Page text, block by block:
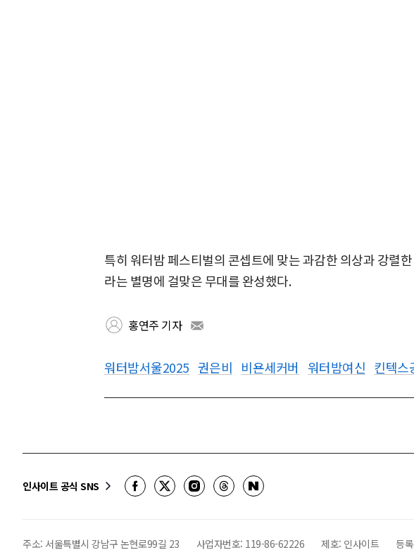
특히 워터밤 페스티벌의 콘셉트에 맞는 과감한 의상과 강렬
라는 별명에 걸맞은 무대를 완성했다.
홍연주 기자
워터밤서울2025 권은비 비욘세커버 워터밤여신 킨텍스
인사이트 공식 SNS
주소: 서울특별시 강남구 논현로99길 23 사업자번호: 119-86-62226 제호: 인사이트 등